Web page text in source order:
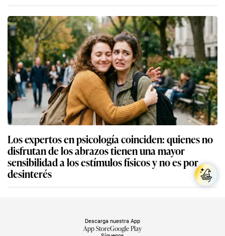
Los expertos en psicología coinciden: quienes no
disfrutan de los abrazos tienen una mayor
sensibilidad a los estímulos físicos y no es por
desinterés
Descarga nuestra App
App StoreGoogle Play